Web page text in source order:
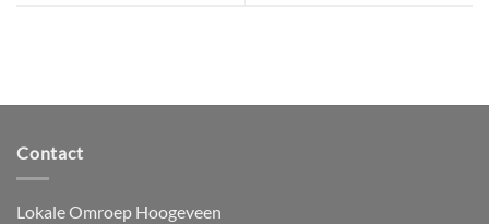
Contact
Lokale Omroep Hoogeveen